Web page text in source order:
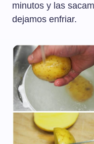
minutos y las
dejamos enfriar.